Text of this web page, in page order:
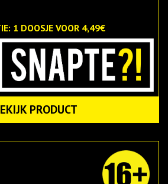
1 DOOSJE VOOR 4,49€
PRODUCT